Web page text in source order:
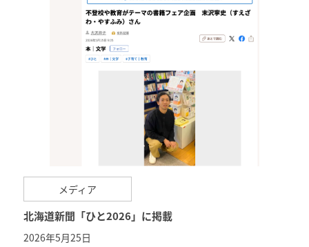
メディア
北海道新聞「ひと2026」に掲載
2026年5月25日